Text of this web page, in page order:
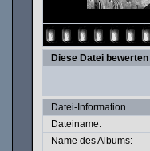
Diese Datei bewerten
Datei-Information
Dateiname:
Name des Albums: